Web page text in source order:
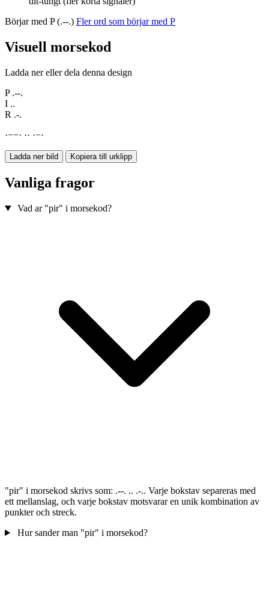
Börjar med P (.--.) Fler ord som börjar med P
Visuell morsekod
Ladda ner eller dela denna design
P .--.
I ..
R .-.
·−−· ·· ·−·
Ladda ner bild Kopiera till urklipp
Vanliga fragor
Vad ar "pir" i morsekod?
"pir" i morsekod skrivs som: .--. .. .-.. Varje bokstav separeras med
ett mellanslag, och varje bokstav motsvarar en unik kombination av
punkter och streck.
Hur sander man "pir" i morsekod?